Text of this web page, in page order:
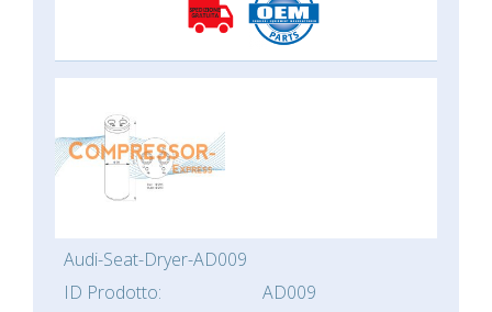
Audi-Seat-Dryer-AD009
ID Prodotto:
AD009